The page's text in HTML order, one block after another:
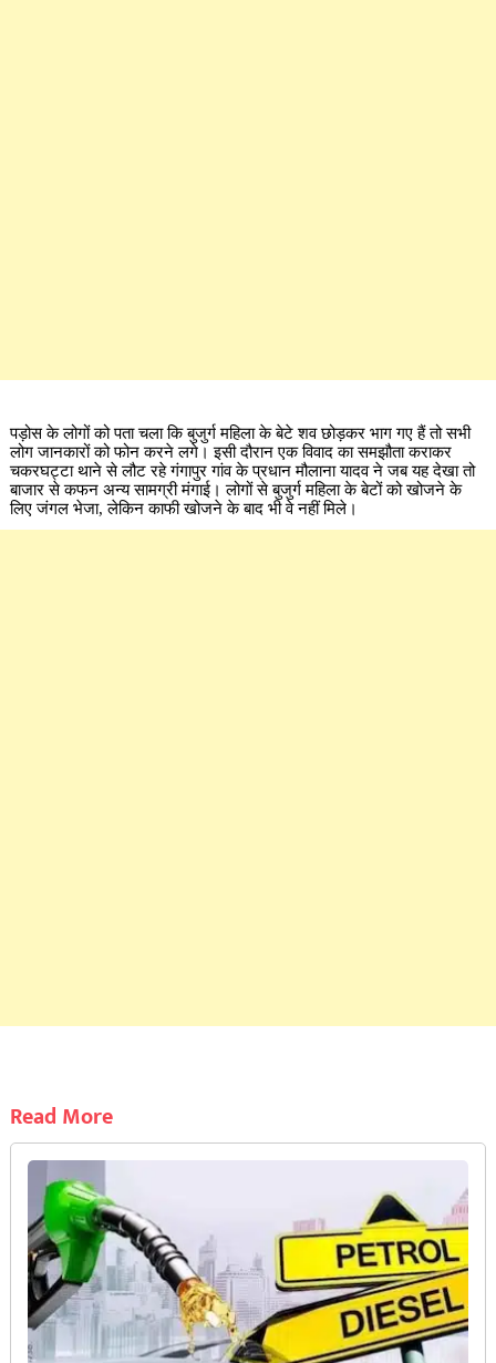
पड़ोस के लोगों को पता चला कि बुजुर्ग महिला के बेटे शव छोड़कर भाग गए हैं तो सभी
लोग जानकारों को फोन करने लगे। इसी दौरान एक विवाद का समझौता कराकर
चकरघट्टा थाने से लौट रहे गंगापुर गांव के प्रधान मौलाना यादव ने जब यह देखा तो
बाजार से कफन अन्य सामग्री मंगाई। लोगों से बुजुर्ग महिला के बेटों को खोजने के
लिए जंगल भेजा, लेकिन काफी खोजने के बाद भी वे नहीं मिले।
Read More